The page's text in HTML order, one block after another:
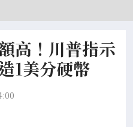
高！川普指示
1美分硬幣